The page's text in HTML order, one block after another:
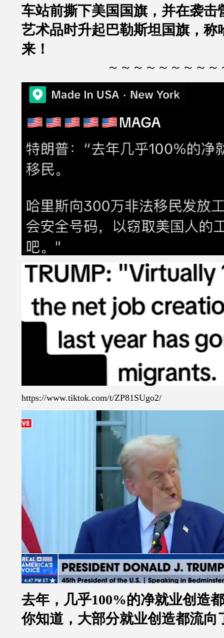
车站前撕下美国国旗，并在袭击
艺术品时升起巴勒斯坦国旗，称
来！
～～～～～～～～～
https://www.tiktok.com/t/ZP81SUgo2/
去年，几乎100%的净就业创造
你知道，大部分就业创造都流向